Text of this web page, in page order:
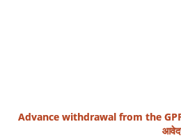
Advance withdrawal from the GPF/